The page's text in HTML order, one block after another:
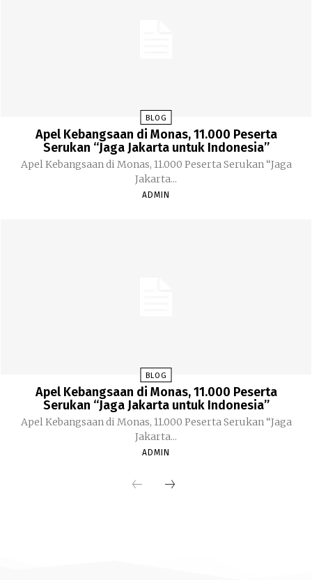
BLOG
Apel Kebangsaan di Monas, 11.000 Peserta
Serukan “Jaga Jakarta untuk Indonesia”
Apel Kebangsaan di Monas, 11.000 Peserta Serukan “Jaga
Jakarta...
ADMIN
BLOG
Apel Kebangsaan di Monas, 11.000 Peserta
Serukan “Jaga Jakarta untuk Indonesia”
Apel Kebangsaan di Monas, 11.000 Peserta Serukan “Jaga
Jakarta...
ADMIN